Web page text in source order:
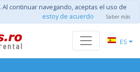
continuar navegando, aceptas el uso de
estoy de acuerdo Saber más
ES